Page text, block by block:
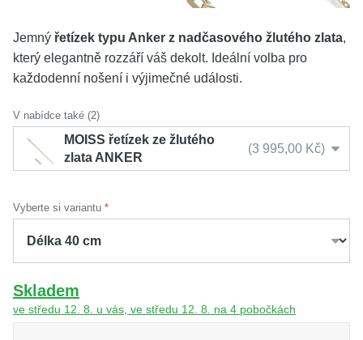
Jemný řetízek typu Anker z nadčasového žlutého zlata,
který elegantně rozzáří váš dekolt. Ideální volba pro
každodenní nošení i výjimečné události.
V nabídce také (2)
MOISS řetízek ze žlutého
zlata ANKER
3 995,00 Kč
Vyberte si variantu
Skladem
ve středu 12. 8. u vás, ve středu 12. 8. na 4 pobočkách